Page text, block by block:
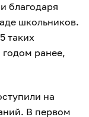
благодаря
школьников.
таких
годом ранее,
на
В первом